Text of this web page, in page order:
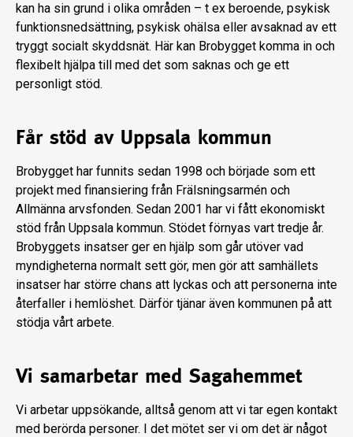
kan ha sin grund i olika områden – t ex beroende, psykisk
funktionsnedsättning, psykisk ohälsa eller avsaknad av ett
tryggt socialt skyddsnät. Här kan Brobygget komma in och
flexibelt hjälpa till med det som saknas och ge ett
personligt stöd.
Får stöd av Uppsala kommun
Brobygget har funnits sedan 1998 och började som ett
projekt med finansiering från Frälsningsarmén och
Allmänna arvsfonden. Sedan 2001 har vi fått ekonomiskt
stöd från Uppsala kommun. Stödet förnyas vart tredje år.
Brobyggets insatser ger en hjälp som går utöver vad
myndigheterna normalt sett gör, men gör att samhällets
insatser har större chans att lyckas och att personerna inte
återfaller i hemlöshet. Därför tjänar även kommunen på att
stödja vårt arbete.
Vi samarbetar med Sagahemmet
Vi arbetar uppsökande, alltså genom att vi tar egen kontakt
med berörda personer. I det mötet ser vi om det är något